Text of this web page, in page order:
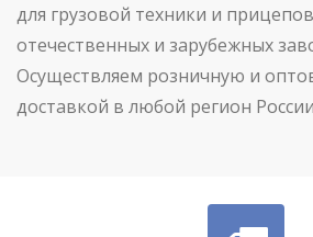
для грузовой техники и
отечественных и зарубежных
Осуществляем розничную и
доставкой в любой регион